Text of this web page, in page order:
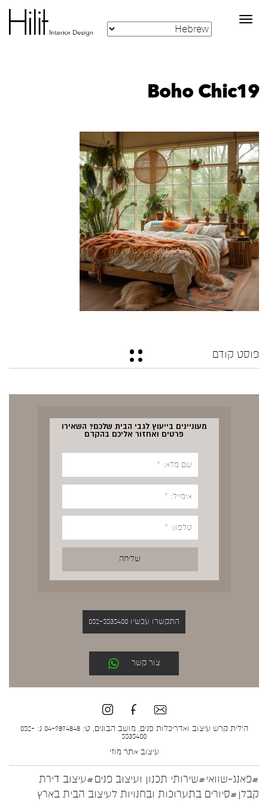
Toggle
navigation
Boho Chic19
פוסט קודם
מעוניינים בייעוץ לגבי הבית שלכם? השאירו
פרטים ואחזור אליכם בהקדם
התקשרו עכשיו 052-5535400
צור קשר
הילית קרש עיצוב ואדריכלות פנים, מושב הבונים, ט: 04-9894848 נ: 052-
5535400
עיצוב אתר מוזי
#פאנג-שוואי#שירותי תכנון ועיצוב פנים#עיצוב דירת
קבלן #סיורים בתערוכות ובחנויות לעיצוב הבית בארץ